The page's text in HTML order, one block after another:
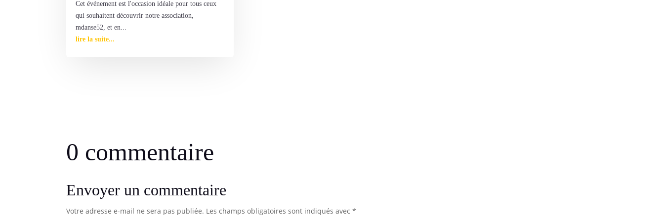
Cet événement est l'occasion idéale pour tous ceux
qui souhaitent découvrir notre association,
mdanse52, et en...
lire la suite...
0 commentaire
Envoyer un commentaire
Votre adresse e-mail ne sera pas publiée. Les champs obligatoires sont indiqués avec*